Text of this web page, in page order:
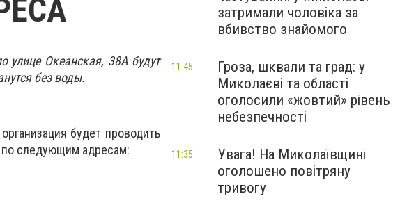
улице Океанская, 38А будут
без воды.
будет проводить
по следующим адресам:
затримали чоловіка за
вбивство знайомого
Гроза, шквали та град: у
Миколаєві та області
оголосили «жовтий» рівень
небезпечності
11:45
Увага! На Миколаївщині
оголошено повітряну
тривогу
11:35